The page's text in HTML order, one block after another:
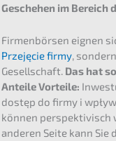
Gesche­hen im Bereich
Firmen­bör­sen eignen
Przejęcie firmy,
Gesell­schaft. Das hat
Antei­le Vortei­le:
dostęp do firmy i
können perspek­ti­visch
anderen Seite kann Sie